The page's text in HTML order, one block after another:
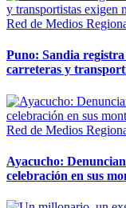
Red de Medios
Puno: Sandia
carreteras y
Red de Medios
Ayacucho:
celebración en sus